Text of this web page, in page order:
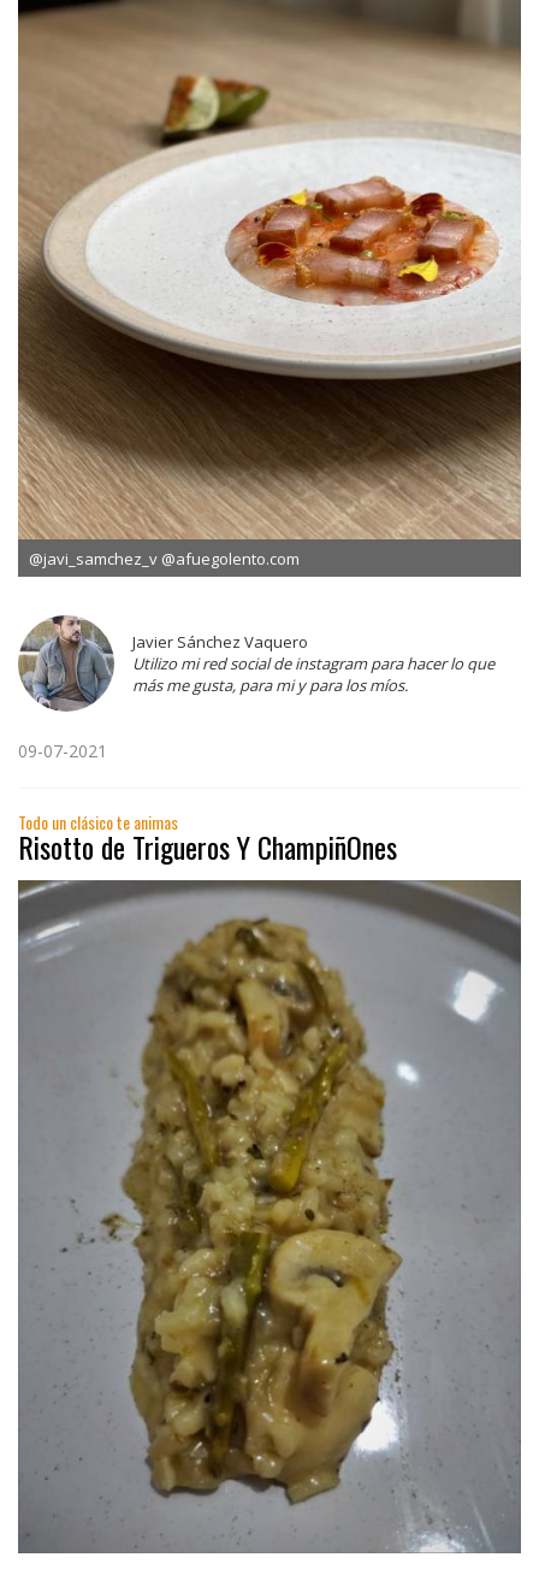
@javi_samchez_v @afuegolento.com
Javier Sánchez Vaquero
Utilizo mi red social de instagram para hacer lo que
más me gusta, para mi y para los míos.
09-07-2021
Todo un clásico te animas
Risotto de Trigueros Y ChampiñOnes